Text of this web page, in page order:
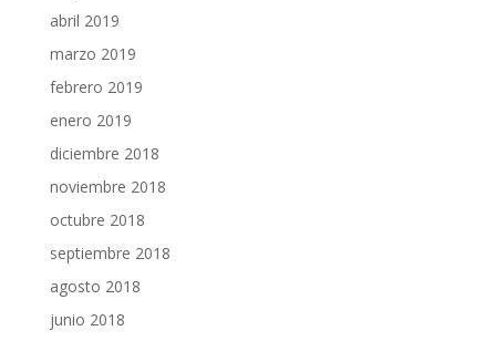
abril 2019
marzo 2019
febrero 2019
enero 2019
diciembre 2018
noviembre 2018
octubre 2018
septiembre 2018
agosto 2018
junio 2018